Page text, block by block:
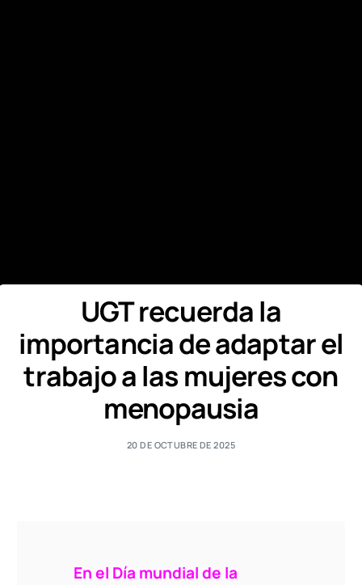
UGT recuerda la
importancia de adaptar el
trabajo a las mujeres con
menopausia
20 DE OCTUBRE DE 2025
En el Día mundial de la